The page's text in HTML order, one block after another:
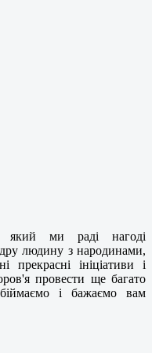
який ми раді нагоді
людину з народинами,
прекрасні ініціативи і
провести ще багато
і бажаємо вам